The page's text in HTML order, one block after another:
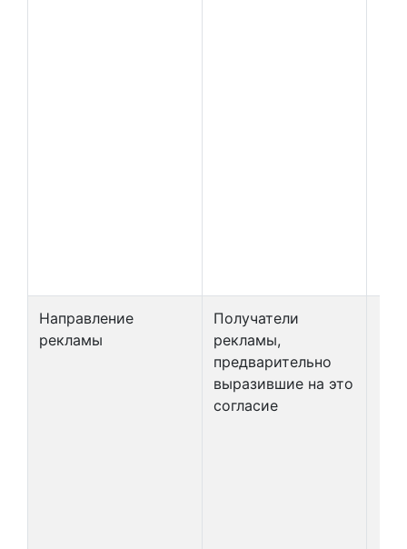
Направление
рекламы
Получатели
рекламы,
предварительно
выразившие на это
согласие